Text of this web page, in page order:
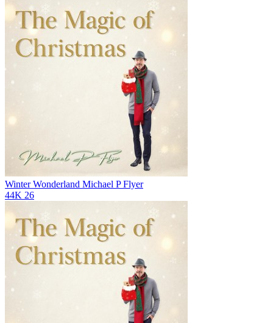
Winter Wonderland Michael P Flyer
44K 26